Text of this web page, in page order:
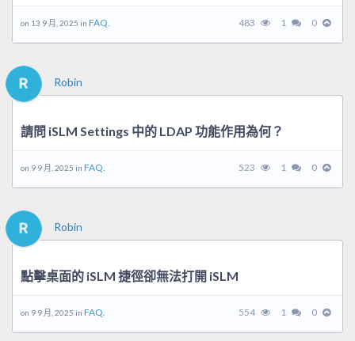
on 13 9 月, 2025 in FAQ. 483 1 0
Robin
請問 iSLM Settings 中的 LDAP 功能作用為何？
on 9 9 月, 2025 in FAQ. 523 1 0
Robin
點擊桌面的 iSLM 捷徑卻無法打開 iSLM
on 9 9 月, 2025 in FAQ. 554 1 0